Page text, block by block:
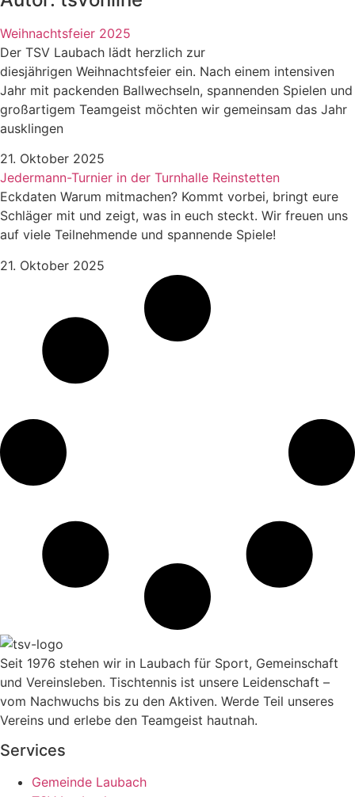
Weihnachtsfeier 2025
Der TSV Laubach lädt herzlich zur
diesjährigen Weihnachtsfeier ein. Nach einem intensiven
Jahr mit packenden Ballwechseln, spannenden Spielen und
großartigem Teamgeist möchten wir gemeinsam das Jahr
ausklingen
21. Oktober 2025
Jedermann-Turnier in der Turnhalle Reinstetten
Eckdaten Warum mitmachen? Kommt vorbei, bringt eure
Schläger mit und zeigt, was in euch steckt. Wir freuen uns
auf viele Teilnehmende und spannende Spiele!
21. Oktober 2025
Seit 1976 stehen wir in Laubach für Sport, Gemeinschaft
und Vereinsleben. Tischtennis ist unsere Leidenschaft –
vom Nachwuchs bis zu den Aktiven. Werde Teil unseres
Vereins und erlebe den Teamgeist hautnah.
Services
Gemeinde Laubach